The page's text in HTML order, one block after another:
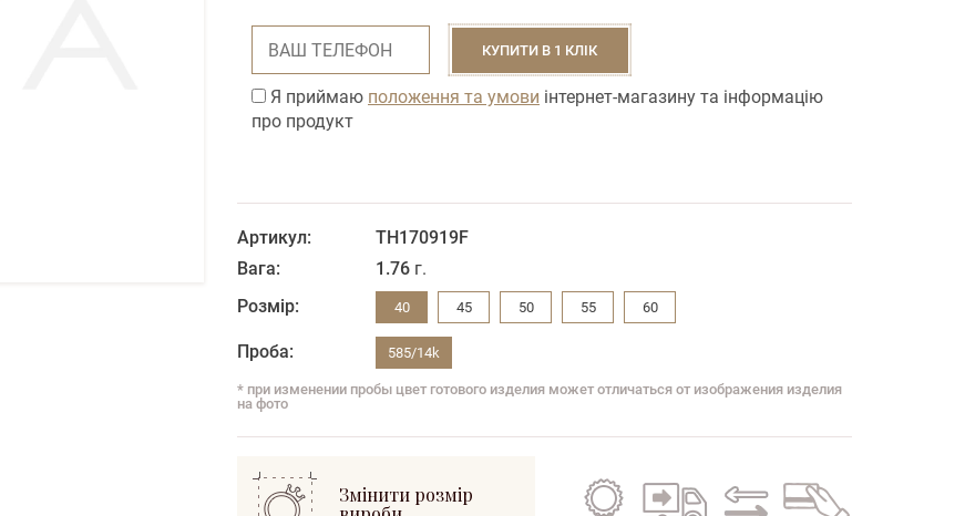
КУПИТИ В 1 КЛІК
Я приймаю положення та умови інтернет-магазину та інформацію
про продукт
Артикул:
ТН170919F
Вага:
1.76 г.
Розмір:
40 45 50 55 60
Проба: 585/14k
* при изменении пробы цвет готового изделия может отличаться от изображения изделия
на фото
Змінити розмір
Гарантія
на всі
Безкоштовна
доставка
Обмін
старого
Кредит
на всі